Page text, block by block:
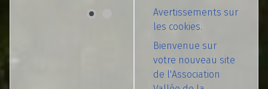
Avertissements sur
les cookies.
Bienvenue sur
votre nouveau site
de l'Association